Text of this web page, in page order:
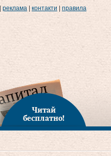
реклама контакти правила
Читай
бесплатно!